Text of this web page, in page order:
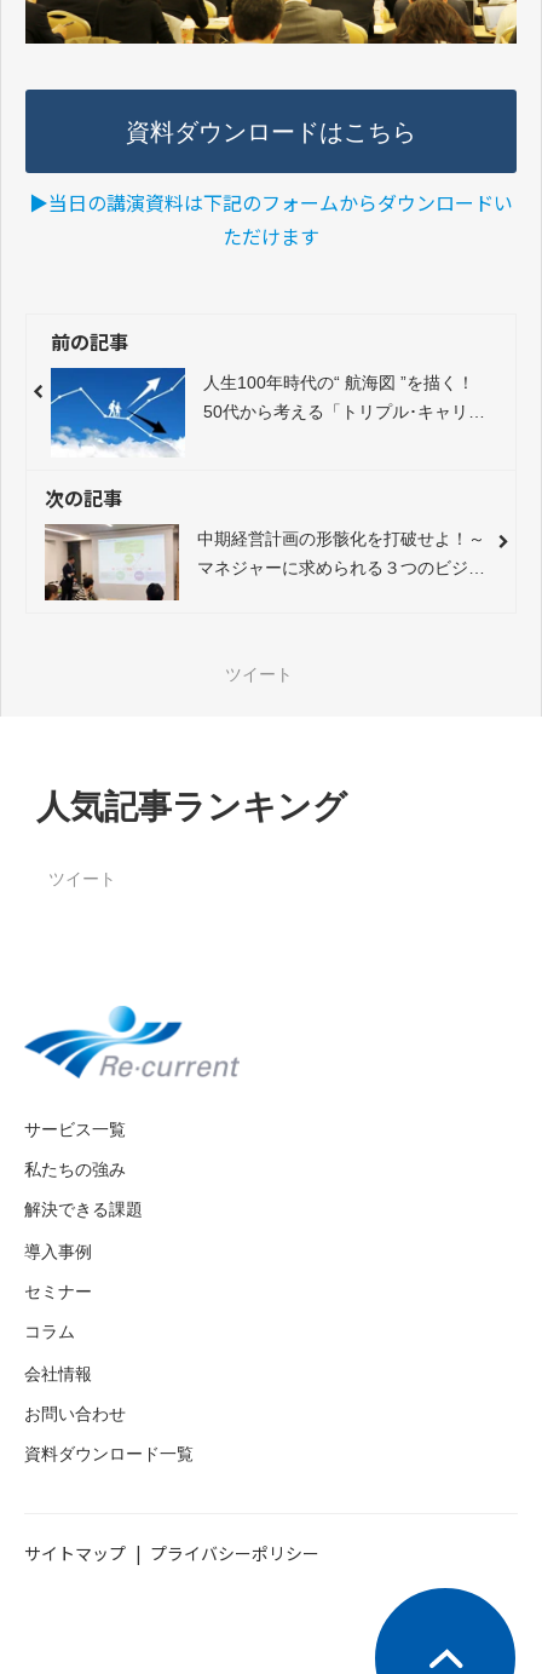
資料ダウンロードはこちら
▶︎当日の講演資料は下記のフォームからダウンロードい
ただけます
前の記事
人生100年時代の“ 航海図 ”を描く！
50代から考える「トリプル･キャリ
次の記事
中期経営計画の形骸化を打破せよ！～
マネジャーに求められる３つのビジョ
ツイート
人気記事ランキング
ツイート
サービス一覧
私たちの強み
解決できる課題
導入事例
セミナー
コラム
会社情報
お問い合わせ
資料ダウンロード一覧
サイトマップ プライバシーポリシー